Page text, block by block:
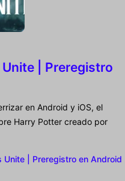
| Preregistro
en Android y iOS, el
Harry Potter creado por
Unite | Preregistro en Android